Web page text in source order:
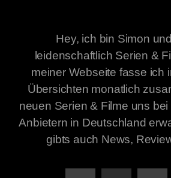
Hey, ich bin Simon
leidenschaftlich Serien &
meiner Webseite fasse ich
Übersichten monatlich
neuen Serien & Filme uns
Anbietern in Deutschland
gibts auch News,